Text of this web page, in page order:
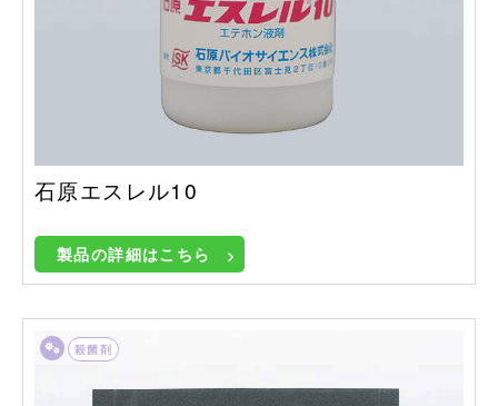
石原エスレル10
製品の詳細はこちら
殺菌剤